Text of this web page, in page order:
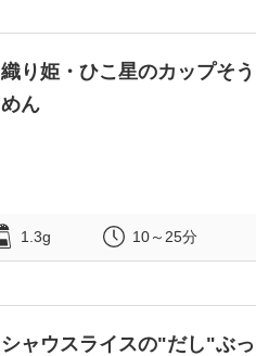
織り姫・ひこ星のカップそう
めん
1.3g 10～25分
シャウスライスの"だし"ぶっ